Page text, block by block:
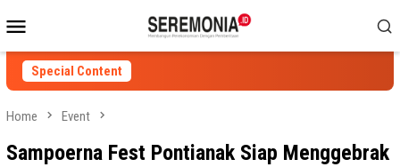
to
contentMenu
Special Content
Home Event
Sampoerna Fest Pontianak Siap Menggebrak